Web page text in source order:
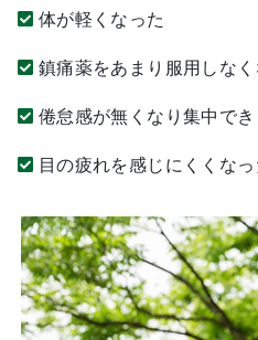
体が軽くなった
鎮痛薬をあまり服用しなく
倦怠感が無くなり集中で
目の疲れを感じにくくなっ